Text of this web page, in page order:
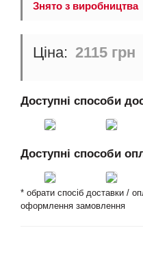
Знято з виробництва
2115 грн
Доступні способи
Доступні способи
* обрати спосіб доставки /
оформлення замовлення